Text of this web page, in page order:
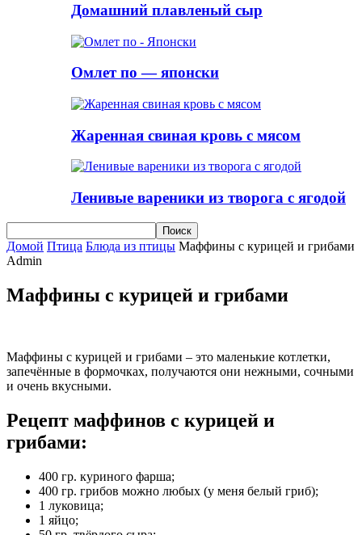
Домашний плавленый сыр
Омлет по — японски
Жаренная свиная кровь с мясом
Ленивые вареники из творога с ягодой
Домой Птица Блюда из птицы Маффины с курицей и грибами
Admin
Маффины с курицей и грибами
Маффины с курицей и грибами – это маленькие котлетки,
запечённые в формочках, получаются они нежными, сочными
и очень вкусными.
Рецепт маффинов с курицей и
грибами:
400 гр. куриного фарша;
400 гр. грибов можно любых (у меня белый гриб);
1 луковица;
1 яйцо;